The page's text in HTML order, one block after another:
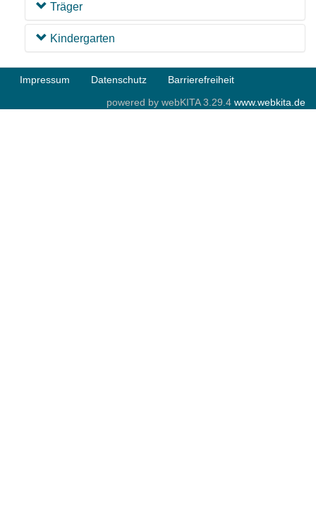
Träger
Kindergarten
Impressum Datenschutz
Barrierefreiheit
powered by webKITA 3.29.4 www.webkita.de